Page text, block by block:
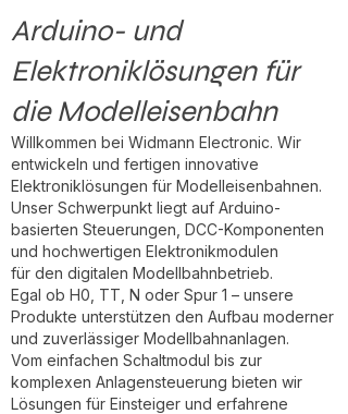
Arduino- und
Elektroniklösungen für
die Modelleisenbahn
Willkommen bei Widmann Electronic. Wir
entwickeln und fertigen innovative
Elektroniklösungen für Modelleisenbahnen.
Unser Schwerpunkt liegt auf Arduino-
basierten Steuerungen, DCC-Komponenten
und hochwertigen Elektronikmodulen
für den digitalen Modellbahnbetrieb.
Egal ob H0, TT, N oder Spur 1 – unsere
Produkte unterstützen den Aufbau moderner
und zuverlässiger Modellbahnanlagen.
Vom einfachen Schaltmodul bis zur
komplexen Anlagensteuerung bieten wir
Lösungen für Einsteiger und erfahrene